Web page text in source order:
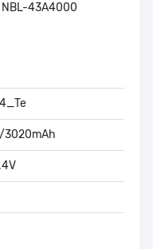
NBL-43A4000
3020mAh